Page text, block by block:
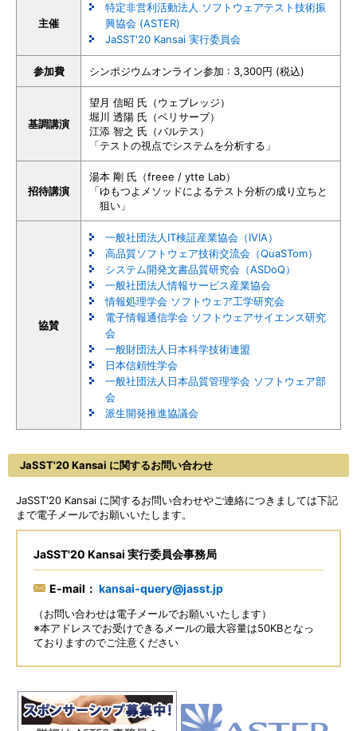
主催
特定非営利活動法人 ソフトウェアテスト技術振
興協会 (ASTER)
JaSST'20 Kansai 実行委員会
参加費 シンポジウムオンライン参加 : 3,300円 (税込)
基調講演
望月 信昭 氏 （ウェブレッジ）
堀川 透陽 氏 （ベリサーブ）
江添 智之 氏 （バルテス）
「テストの視点でシステムを分析する」
招待講演
湯本 剛 氏 （freee / ytte Lab）
「ゆもつよメソッドによるテスト分析の成り立ちと
狙い」
協賛
一般社団法人IT検証産業協会（IVIA）
高品質ソフトウェア技術交流会（QuaSTom）
システム開発文書品質研究会（ASDoQ）
一般社団法人情報サービス産業協会
情報処理学会 ソフトウェア工学研究会
電子情報通信学会 ソフトウェアサイエンス研究
会
一般財団法人日本科学技術連盟
日本信頼性学会
一般社団法人日本品質管理学会 ソフトウェア部
会
派生開発推進協議会
JaSST'20 Kansai に関するお問い合わせ
JaSST'20 Kansai に関するお問い合わせやご連絡につきましては下記
まで電子メールでお願いいたします。
JaSST'20 Kansai 実行委員会事務局
E-mail： kansai-query@jasst.jp
（お問い合わせは電子メールでお願いいたします）
※本アドレスでお受けできるメールの最大容量は50KBとなっ
ておりますのでご注意ください